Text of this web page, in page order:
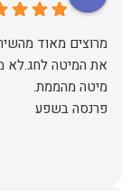
מרוצים מאוד
פרנסה בשפע